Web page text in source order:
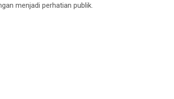
menjadi perhatian publik.